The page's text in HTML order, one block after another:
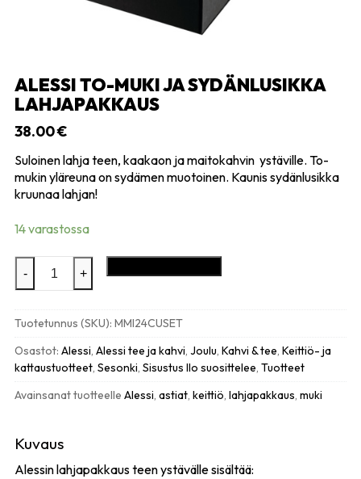
ALESSI TO-MUKI JA SYDÄNLUSIKKA
LAHJAPAKKAUS
38.00€
Suloinen lahja teen, kaakaon ja maitokahvin ystäville. To-
mukin yläreuna on sydämen muotoinen. Kaunis sydänlusikka
kruunaa lahjan!
14 varastossa
Alessi
To-
sydänlusikka
lahjapakkaus
määrä
- +
Tuotetunnus (SKU):MMI24CUSET
Osastot:Alessi,Alessi tee ja kahvi,Joulu,Kahvi & tee,Keittiö- ja
kattaustuotteet,Sesonki,Sisustus Ilo suosittelee,Tuotteet
Avainsanat tuotteelleAlessi,astiat,keittiö,lahjapakkaus,muki
Kuvaus
Alessin lahjapakkaus teen ystävälle sisältää: